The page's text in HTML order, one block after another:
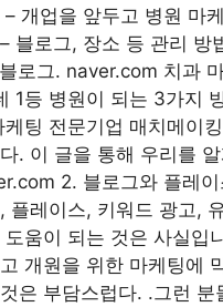
– 개업을 앞두고 병원 마
블로그, 장소 등 관리 방
로그. naver.com 치과
1등 병원이 되는 3가지
케팅 전문기업 매치메이
. 이 글을 통해 우리를
2. 블로그와 플레이
플레이스, 키워드 광고,
도움이 되는 것은 사실입
개원을 위한 마케팅에
은 부담스럽다. .그런 분